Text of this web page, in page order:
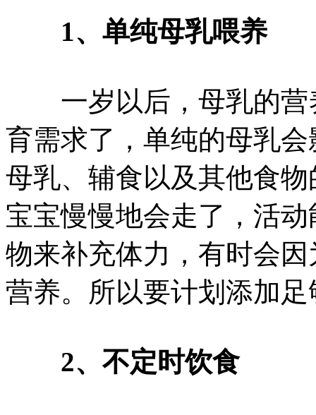
1、单纯母乳喂养
一岁以后，母乳的营
育需求了，单纯的母乳
母乳、辅食以及其他食
宝宝慢慢地会走了，活
物来补充体力，有时会
营养。所以要计划添加
2、不定时饮食